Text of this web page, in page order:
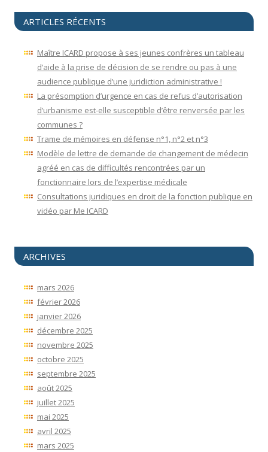
ARTICLES RÉCENTS
Maître ICARD propose à ses jeunes confrères un tableau
d’aide à la prise de décision de se rendre ou pas à une
audience publique d’une juridiction administrative !
La présomption d’urgence en cas de refus d’autorisation
d’urbanisme est-elle susceptible d’être renversée par les
communes ?
Trame de mémoires en défense n°1, n°2 et n°3
Modèle de lettre de demande de changement de médecin
agréé en cas de difficultés rencontrées par un
fonctionnaire lors de l’expertise médicale
Consultations juridiques en droit de la fonction publique en
vidéo par Me ICARD
ARCHIVES
mars 2026
février 2026
janvier 2026
décembre 2025
novembre 2025
octobre 2025
septembre 2025
août 2025
juillet 2025
mai 2025
avril 2025
mars 2025